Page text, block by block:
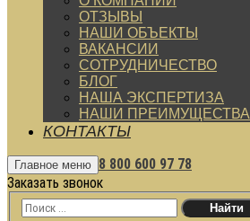
ОТЗЫВЫ
НАШИ ОБЪЕКТЫ
ВАКАНСИИ
СОТРУДНИЧЕСТВО
БЛОГ
НАША ЭКСПЕРТИЗА
НАШИ ПРЕИМУЩЕСТВА
КОНТАКТЫ
Главное меню 8 800 600 97 78
Заказать звонок